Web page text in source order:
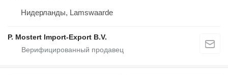
Нидерланды, Lamswaarde
P. Mostert Import-Export B.V.